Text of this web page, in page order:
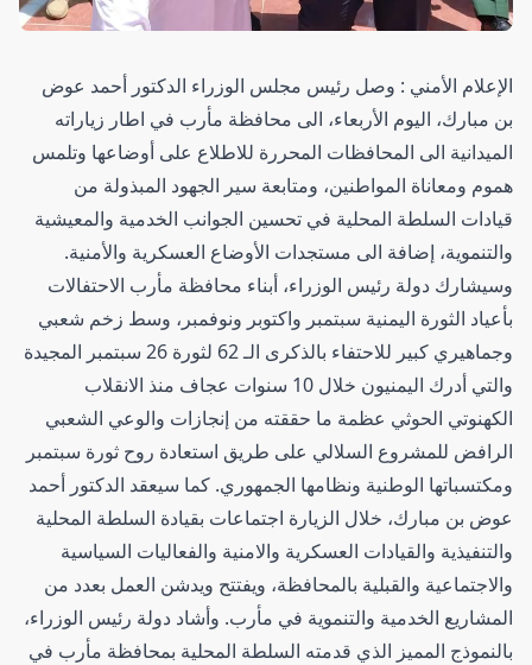
الإعلام الأمني : وصل رئيس مجلس الوزراء الدكتور أحمد عوض
بن مبارك، اليوم الأربعاء، الى محافظة مأرب في اطار زياراته
الميدانية الى المحافظات المحررة للاطلاع على أوضاعها وتلمس
هموم ومعاناة المواطنين، ومتابعة سير الجهود المبذولة من
قيادات السلطة المحلية في تحسين الجوانب الخدمية والمعيشية
والتنموية، إضافة الى مستجدات الأوضاع العسكرية والأمنية.
وسيشارك دولة رئيس الوزراء، أبناء محافظة مأرب الاحتفالات
بأعياد الثورة اليمنية سبتمبر واكتوبر ونوفمبر، وسط زخم شعبي
وجماهيري كبير للاحتفاء بالذكرى الـ 62 لثورة 26 سبتمبر المجيدة
والتي أدرك اليمنيون خلال 10 سنوات عجاف منذ الانقلاب
الكهنوتي الحوثي عظمة ما حققته من إنجازات والوعي الشعبي
الرافض للمشروع السلالي على طريق استعادة روح ثورة سبتمبر
ومكتسباتها الوطنية ونظامها الجمهوري. كما سيعقد الدكتور أحمد
عوض بن مبارك، خلال الزيارة اجتماعات بقيادة السلطة المحلية
والتنفيذية والقيادات العسكرية والامنية والفعاليات السياسية
والاجتماعية والقبلية بالمحافظة، ويفتتح ويدشن العمل بعدد من
المشاريع الخدمية والتنموية في مأرب. وأشاد دولة رئيس الوزراء،
بالنموذج المميز الذي قدمته السلطة المحلية بمحافظة مأرب في